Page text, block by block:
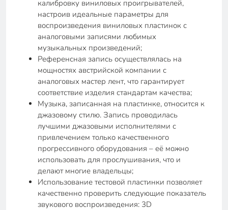
калибровку виниловых проигрывателей,
настроив идеальные параметры для
воспроизведения виниловых пластинок с
аналоговыми записями любимых
музыкальных произведений;
Референсная запись осуществлялась на
мощностях австрийской компании с
аналоговых мастер лент, что гарантирует
соответствие изделия стандартам качества;
Музыка, записанная на пластинке, относится к
джазовому стилю. Запись проводилась
лучшими джазовыми исполнителями с
привлечением только качественного
прогрессивного оборудования – её можно
использовать для прослушивания, что и
делают многие владельцы;
Использование тестовой пластинки позволяет
качественно проверить следующие показатель
звукового воспроизведения: 3D